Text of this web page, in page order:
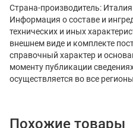
Страна-производитель:
Информация о составе и
технических и иных
внешнем виде и комплекте
справочный характер и
моменту публикации
осуществляется во все
Похожие товары